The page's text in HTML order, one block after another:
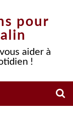
pour
aider à
!